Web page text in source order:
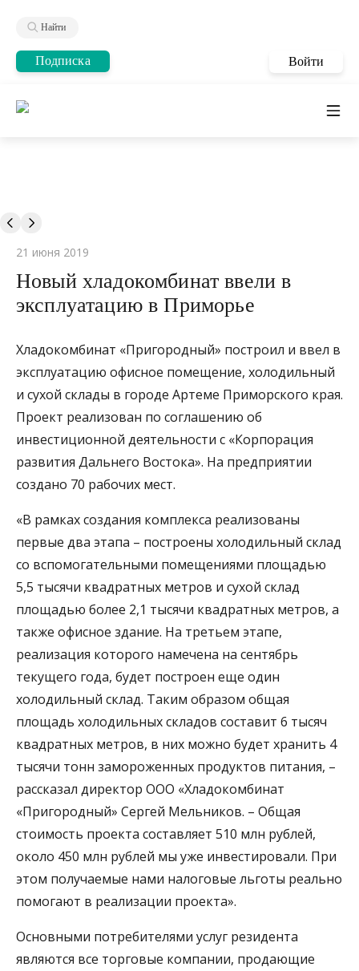
Найти
Подписка Войти
21 июня 2019
Новый хладокомбинат ввели в
эксплуатацию в Приморье
Хладокомбинат «Пригородный» построил и ввел в
эксплуатацию офисное помещение, холодильный
и сухой склады в городе Артеме Приморского края.
Проект реализован по соглашению об
инвестиционной деятельности с «Корпорация
развития Дальнего Востока». На предприятии
создано 70 рабочих мест.
«В рамках создания комплекса реализованы
первые два этапа – построены холодильный склад
со вспомогательными помещениями площадью
5,5 тысячи квадратных метров и сухой склад
площадью более 2,1 тысячи квадратных метров, а
также офисное здание. На третьем этапе,
реализация которого намечена на сентябрь
текущего года, будет построен еще один
холодильный склад. Таким образом общая
площадь холодильных складов составит 6 тысяч
квадратных метров, в них можно будет хранить 4
тысячи тонн замороженных продуктов питания, –
рассказал директор ООО «Хладокомбинат
«Пригородный» Сергей Мельников. – Общая
стоимость проекта составляет 510 млн рублей,
около 450 млн рублей мы уже инвестировали. При
этом получаемые нами налоговые льготы реально
помогают в реализации проекта».
Основными потребителями услуг резидента
являются все торговые компании, продающие